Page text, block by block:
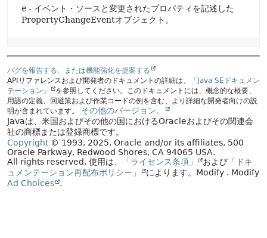
e - イベント・ソースと変更されたプロパティを記述した
PropertyChangeEventオブジェクト。
バグを報告する、または機能強化を提案する
APIリファレンスおよび開発者のドキュメントの詳細は、
「Java SEドキュメン
テーション」
を参照してください。このドキュメントには、概念的な概要、
用語の定義、回避策および作業コードの例を含む、より詳細な開発者向けの説
明が含まれています。
その他のバージョン。
Javaは、米国およびその他の国におけるOracleおよびその関連会
社の商標または登録商標です。
Copyright© 1993, 2025, Oracle and/or its affiliates, 500
Oracle Parkway, Redwood Shores, CA 94065 USA.
All rights reserved. 使用は、 「ライセンス条項」 および 「ドキ
ュメンテーション再配布ポリシー」
によります。 Modify . Modify
Ad Choices
.